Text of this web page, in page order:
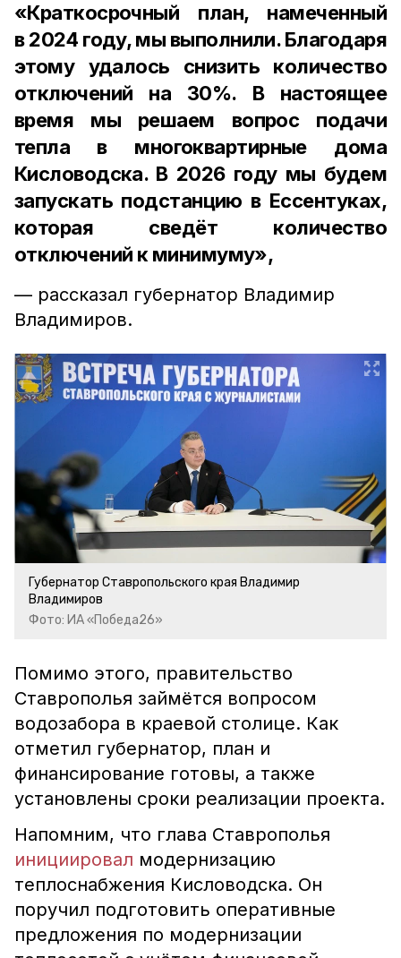
«Краткосрочный план, намеченный
в 2024 году, мы выполнили. Благодаря
этому удалось снизить количество
отключений на 30%. В настоящее
время мы решаем вопрос подачи
тепла в многоквартирные дома
Кисловодска. В 2026 году мы будем
запускать подстанцию в Ессентуках,
которая сведёт количество
отключений к минимуму»,
— рассказал губернатор Владимир
Владимиров.
Губернатор Ставропольского края Владимир
Владимиров
Фото: ИА «Победа26»
Помимо этого, правительство
Ставрополья займётся вопросом
водозабора в краевой столице. Как
отметил губернатор, план и
финансирование готовы, а также
установлены сроки реализации проекта.
Напомним, что глава Ставрополья
инициировал модернизацию
теплоснабжения Кисловодска. Он
поручил подготовить оперативные
предложения по модернизации